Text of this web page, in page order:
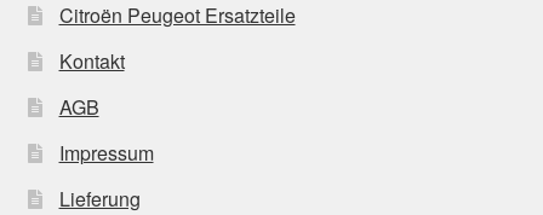
Citroën Peugeot Ersatzteile
Kontakt
AGB
Impressum
Lieferung